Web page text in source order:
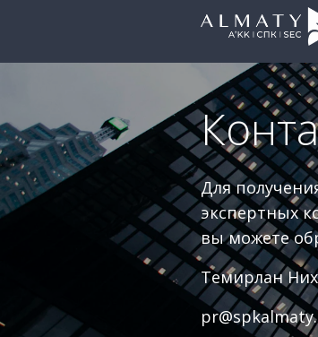
Для
экспертных
вы можете
Темирлан